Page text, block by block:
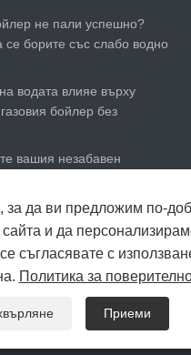
не пали успешно?
борите със слабо водно
водата влияе върху
бойлер без
вашия незабавен
нагревател за гореща
Gastek Home Appliance
XML
за да ви предложим по-
и да
съгласявате с
Политика за
Приеми